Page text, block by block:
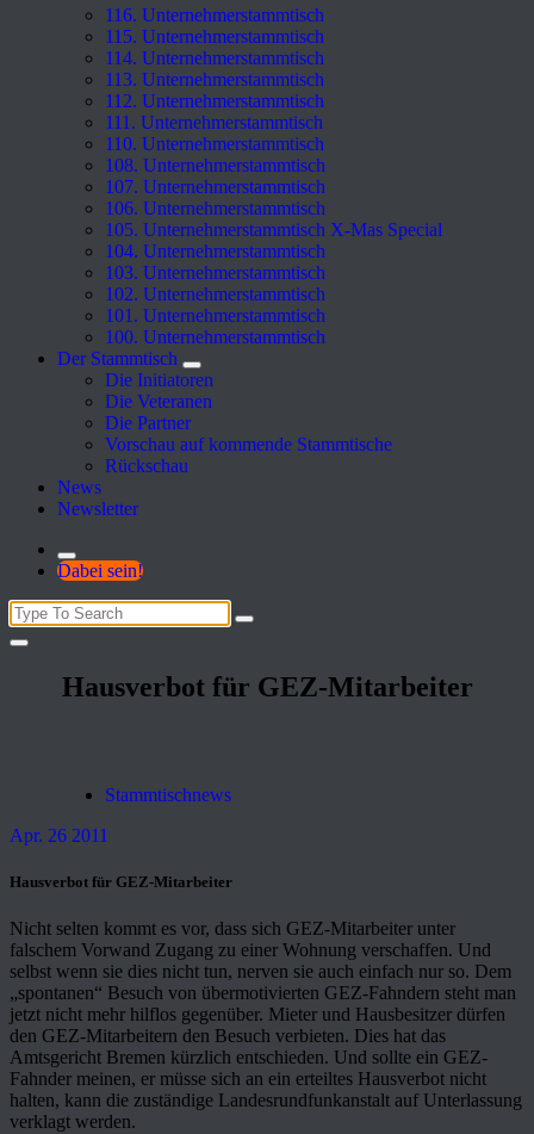
116. Unternehmerstammtisch
115. Unternehmerstammtisch
114. Unternehmerstammtisch
113. Unternehmerstammtisch
112. Unternehmerstammtisch
111. Unternehmerstammtisch
110. Unternehmerstammtisch
108. Unternehmerstammtisch
107. Unternehmerstammtisch
106. Unternehmerstammtisch
105. Unternehmerstammtisch X-Mas Special
104. Unternehmerstammtisch
103. Unternehmerstammtisch
102. Unternehmerstammtisch
101. Unternehmerstammtisch
100. Unternehmerstammtisch
Der Stammtisch
Die Initiatoren
Die Veteranen
Die Partner
Vorschau auf kommende Stammtische
Rückschau
News
Newsletter
Dabei sein!
Search
for:
Hausverbot für GEZ-Mitarbeiter
Stammtischnews
Apr. 26 2011
Hausverbot für GEZ-Mitarbeiter
Nicht selten kommt es vor, dass sich GEZ-Mitarbeiter unter
falschem Vorwand Zugang zu einer Wohnung verschaffen. Und
selbst wenn sie dies nicht tun, nerven sie auch einfach nur so. Dem
„spontanen“ Besuch von übermotivierten GEZ-Fahndern steht man
jetzt nicht mehr hilflos gegenüber. Mieter und Hausbesitzer dürfen
den GEZ-Mitarbeitern den Besuch verbieten. Dies hat das
Amtsgericht Bremen kürzlich entschieden. Und sollte ein GEZ-
Fahnder meinen, er müsse sich an ein erteiltes Hausverbot nicht
halten, kann die zuständige Landesrundfunkanstalt auf Unterlassung
verklagt werden.